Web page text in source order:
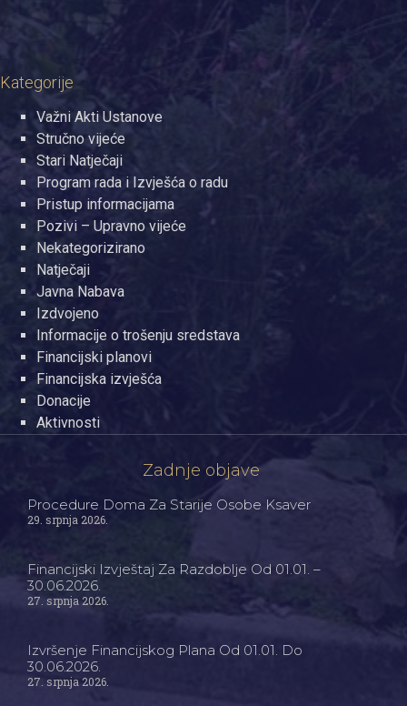
Kategorije
Važni Akti Ustanove
Stručno vijeće
Stari Natječaji
Program rada i Izvješća o radu
Pristup informacijama
Pozivi – Upravno vijeće
Nekategorizirano
Natječaji
Javna Nabava
Izdvojeno
Informacije o trošenju sredstava
Financijski planovi
Financijska izvješća
Donacije
Aktivnosti
Zadnje objave
Procedure Doma Za Starije Osobe Ksaver
29. srpnja 2026.
Financijski Izvještaj Za Razdoblje Od 01.01. –
30.06.2026.
27. srpnja 2026.
Izvršenje Financijskog Plana Od 01.01. Do
30.06.2026.
27. srpnja 2026.